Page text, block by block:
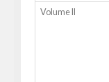
Volume II